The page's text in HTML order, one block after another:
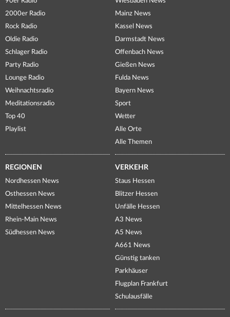
2000er Radio
Rock Radio
Oldie Radio
Schlager Radio
Party Radio
Lounge Radio
Weihnachtsradio
Meditationsradio
Top 40
Playlist
Mainz News
Kassel News
Darmstadt News
Offenbach News
Gießen News
Fulda News
Bayern News
Sport
Wetter
Alle Orte
Alle Themen
REGIONEN
Nordhessen News
Osthessen News
Mittelhessen News
Rhein-Main News
Südhessen News
VERKEHR
Staus Hessen
Blitzer Hessen
Unfälle Hessen
A3 News
A5 News
A661 News
Günstig tanken
Parkhäuser
Flugplan Frankfurt
Schulausfälle